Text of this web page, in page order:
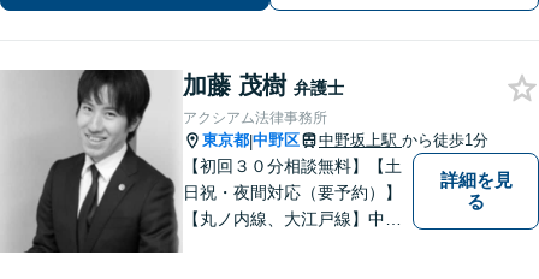
企業法務に強い関心があります。
加藤 茂樹 弁護士
アクシアム法律事務所
東京都|中野区 中野坂上駅 から徒歩1分
【初回３０分相談無料】【土
日祝・夜間対応（要予約）】
【丸ノ内線、大江戸線】中野
詳細を見
る